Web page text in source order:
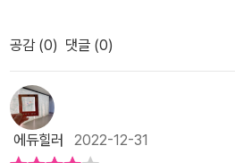
죠. 그리고 보이는 기울어진 탑! 누가 있
서 아이는 그곳에서 지내기로 합니다. 그
이라니! 무엇보다도 더 재미있는 것은
바로 세워 놓고 잠을 잡니다. 그런데 다
있는 것이었습니다. 도대체 무슨 일이 벌
를 만드는 사람이야.어느 날 새로운 이
려갔지.그런데 이런!이미 비슷한 이야기
비슷한 장난감 가지고 있으면 기분이 어
이야기를 버리기로 했어. 뭐? 이야기를 버린다고?이런 멍청한 작가
를 봤나.그러면 우리는 세상에 나갈 수가
기를 만들자.엄청 신선한 충격을 받았어
공감 (0) 댓글 (0)
에듀힐러 2022-12-31